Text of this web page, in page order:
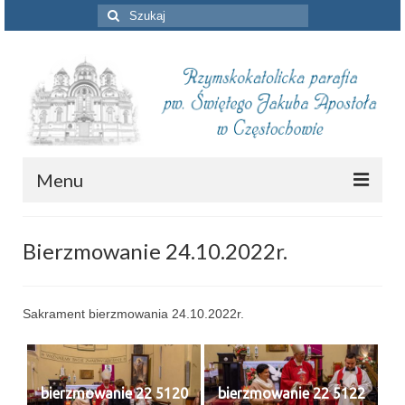
Szuklaj
w:
Menu
Piszą o nas
Remont kościoła
Bierzmowanie 24.10.2022r.
Sakrament bierzmowania 24.10.2022r.
bierzmowanie 22 5120 bierzmowanie 22 5122